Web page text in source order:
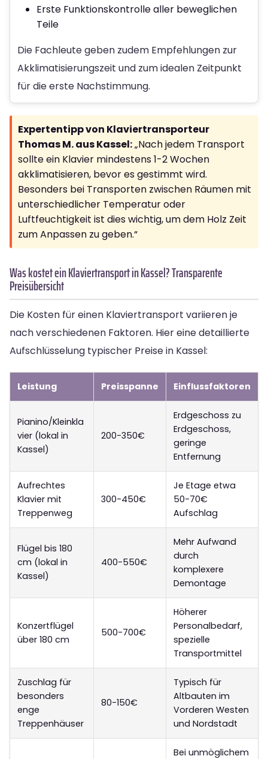
Erste Funktionskontrolle aller beweglichen
Teile
Die Fachleute geben zudem Empfehlungen zur
Akklimatisierungszeit und zum idealen Zeitpunkt
für die erste Nachstimmung.
Expertentipp von Klaviertransporteur
Thomas M. aus Kassel:„Nach jedem Transport
sollte ein Klavier mindestens 1-2 Wochen
akklimatisieren, bevor es gestimmt wird.
Besonders bei Transporten zwischen Räumen mit
unterschiedlicher Temperatur oder
Luftfeuchtigkeit ist dies wichtig, um dem Holz Zeit
zum Anpassen zu geben.“
Was kostet ein Klaviertransport in Kassel? Transparente
Preisübersicht
Die Kosten für einen Klaviertransport variieren je
nach verschiedenen Faktoren. Hier eine detaillierte
Aufschlüsselung typischer Preise in Kassel:
Leistung Preisspanne Einflussfaktoren
Pianino/Kleinkla
vier (lokal in
Kassel)
200-350€
Erdgeschoss zu
Erdgeschoss,
geringe
Entfernung
Aufrechtes
Klavier mit
Treppenweg
300-450€
Je Etage etwa
50-70€
Aufschlag
Flügel bis 180
cm (lokal in
Kassel)
400-550€
Mehr Aufwand
durch
komplexere
Demontage
Konzertflügel
über 180 cm
500-700€
Höherer
Personalbedarf,
spezielle
Transportmittel
Zuschlag für
besonders
enge
Treppenhäuser
80-150€
Typisch für
Altbauten im
Vorderen Westen
und Nordstadt
Bei unmöglichem